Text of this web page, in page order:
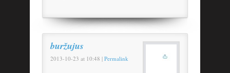
buržujus
2013-10-23 at 10:48 | Permalink